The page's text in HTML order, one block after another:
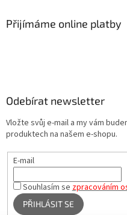
Přijímáme online platby
Odebírat newsletter
Vložte svůj e-mail a my vám
produktech na našem e-shopu.
E-mail
Souhlasím sezpracováním
PŘIHLÁSIT SE